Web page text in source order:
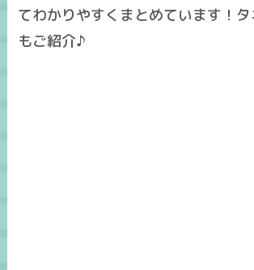
てわかりやすくまとめています！
もご紹介♪